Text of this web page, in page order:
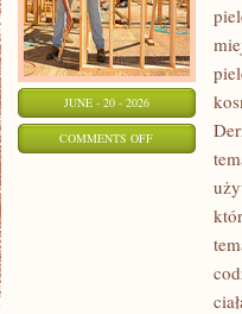
JUNE - 20 - 2026
COMMENTS OFFON
PORÓWNANIA